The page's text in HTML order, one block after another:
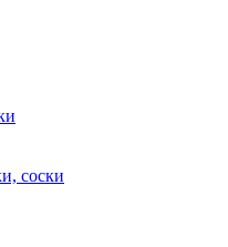
соски